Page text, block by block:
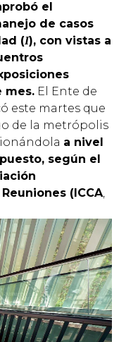
el
de casos
(I), con vistas a
mes. El Ente de
este martes que
de la metrópolis
a nivel
según el
(ICCA,